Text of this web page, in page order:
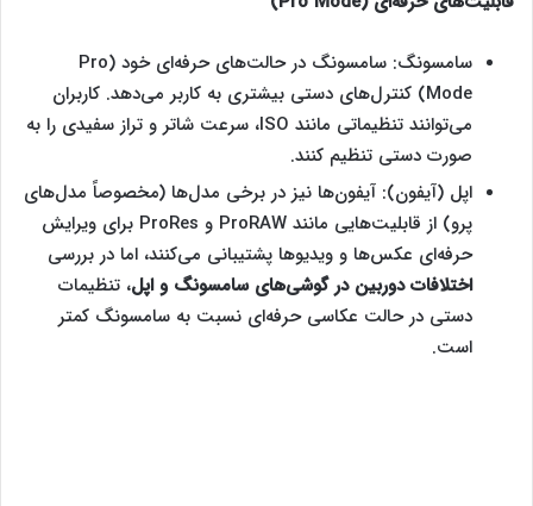
سامسونگ: سامسونگ در حالت‌های حرفه‌ای خود (Pro
Mode) کنترل‌های دستی بیشتری به کاربر می‌دهد. کاربران
می‌توانند تنظیماتی مانند ISO، سرعت شاتر و تراز سفیدی را به
صورت دستی تنظیم کنند.
اپل (آیفون): آیفون‌ها نیز در برخی مدل‌ها (مخصوصاً مدل‌های
پرو) از قابلیت‌هایی مانند ProRAW و ProRes برای ویرایش
حرفه‌ای عکس‌ها و ویدیوها پشتیبانی می‌کنند، اما در بررسی
اختلافات دوربین در گوشی‌‌های سامسونگ و اپل، تنظیمات
دستی در حالت عکاسی حرفه‌ای نسبت به سامسونگ کمتر
است.